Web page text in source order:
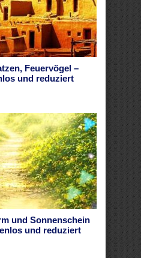
Feuervögel –
und reduziert
und Sonnenschein
und reduziert